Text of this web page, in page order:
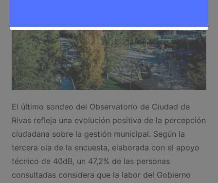
El último sondeo del Observatorio de Ciudad de
Rivas refleja una evolución positiva de la percepción
ciudadana sobre la gestión municipal. Según la
tercera ola de la encuesta, elaborada con el apoyo
técnico de 40dB, un 47,2% de las personas
consultadas considera que la labor del Gobierno